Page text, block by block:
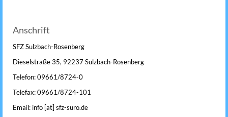
Anschrift
SFZ Sulzbach-Rosenberg
Dieselstraße 35, 92237 Sulzbach-Rosenberg
Telefon: 09661/8724-0
Telefax: 09661/8724-101
Email: info [at] sfz-suro.de